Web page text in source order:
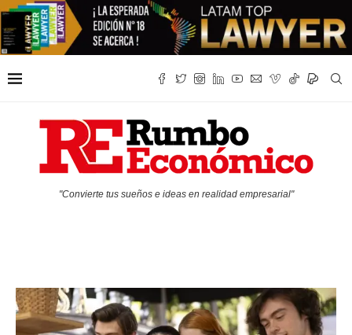
"Convierte tus sueños e ideas en realidad empresarial"